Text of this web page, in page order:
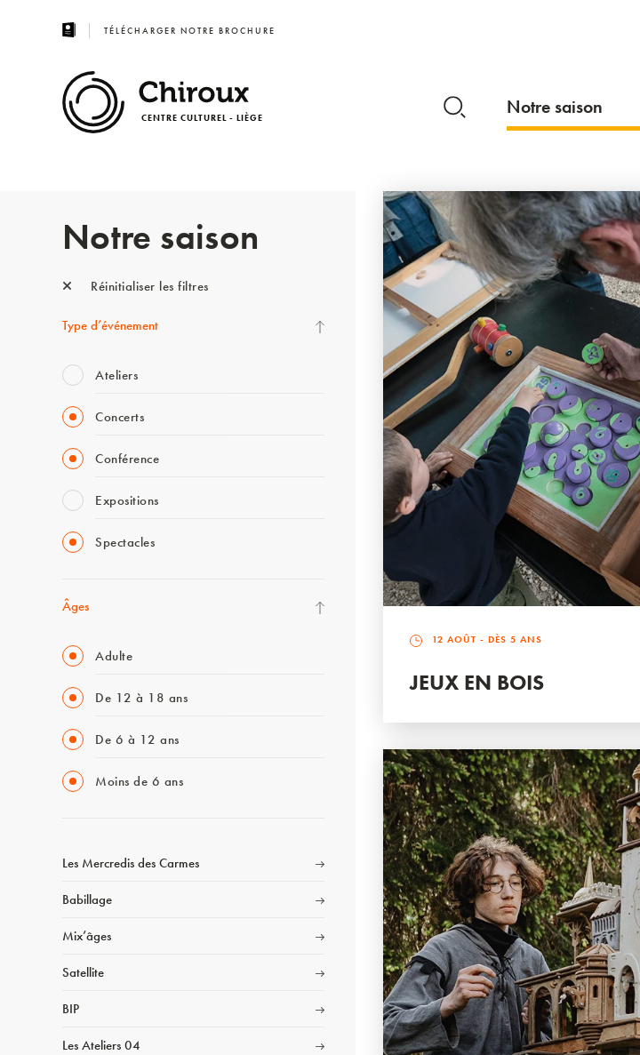
TÉLÉCHARGER NOTRE BROCHURE
CENTRE CULTUREL - LIÈGE Notre saison
Notre saison
Réinitialiser les filtres
Type d’événement
Ateliers
Concerts
Conférence
Expositions
Spectacles
Âges
Adulte
De 12 à 18 ans
De 6 à 12 ans
Moins de 6 ans
Les Mercredis des Carmes
Babillage
Mix’âges
Satellite
BIP
Les Ateliers 04
12 AOÛT - DÈS 5 ANS
JEUX EN BOIS